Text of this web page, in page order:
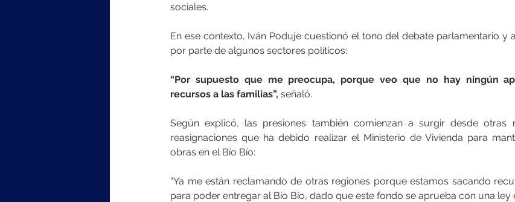
sociales.
En ese contexto, Iván Poduje cuestionó el tono del debate parlamentario y
por parte de algunos sectores políticos:
“Por supuesto que me preocupa, porque veo que no hay ningún
recursos a las familias”, señaló.
Según explicó, las presiones también comienzan a surgir desde otras
reasignaciones que ha debido realizar el Ministerio de Vivienda para
obras en el Bío Bío:
“Ya me están reclamando de otras regiones porque estamos sacando
para poder entregar al Bío Bío, dado que este fondo se aprueba con una ley